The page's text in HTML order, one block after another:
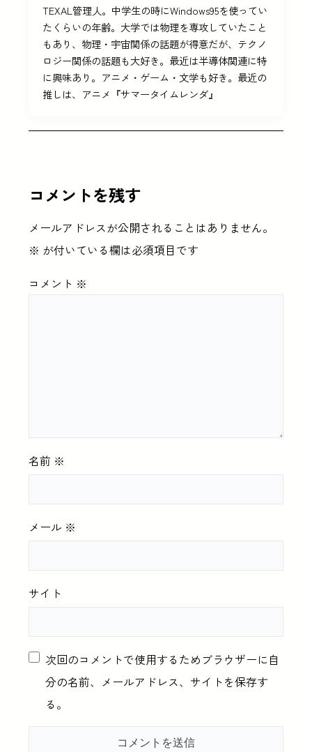
TEXAL管理人。中学生の時にWindows95を使ってい
たくらいの年齢。大学では物理を専攻していたこと
もあり、物理・宇宙関係の話題が得意だが、テクノ
ロジー関係の話題も大好き。最近は半導体関連に特
に興味あり。アニメ・ゲーム・文学も好き。最近の
推しは、アニメ『サマータイムレンダ』
コメントを残す
メールアドレスが公開されることはありません。
※ が付いている欄は必須項目です
コメント ※
名前 ※
メール ※
サイト
次回のコメントで使用するためブラウザーに自
分の名前、メールアドレス、サイトを保存す
る。